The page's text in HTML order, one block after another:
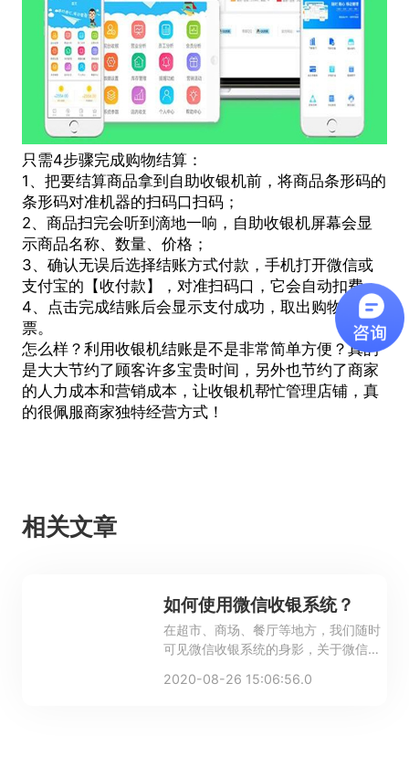
只需4步骤完成购物结算：
1、把要结算商品拿到自助收银机前，将商品条形码的
条形码对准机器的扫码口扫码；
2、商品扫完会听到滴地一响，自助收银机屏幕会显
示商品名称、数量、价格；
3、确认无误后选择结账方式付款，手机打开微信或
支付宝的【收付款】，对准扫码口，它会自动扣费；
4、点击完成结账后会显示支付成功，取出购物小
票。
怎么样？利用收银机结账是不是非常简单方便？真的
是大大节约了顾客许多宝贵时间，另外也节约了商家
的人力成本和营销成本，让收银机帮忙管理店铺，真
的很佩服商家独特经营方式！
相关文章
如何使用微信收银系统？
在超市、商场、餐厅等地方，我们随时
可见微信收银系统的身影，关于微信收
2020-08-26 15:06:56.0